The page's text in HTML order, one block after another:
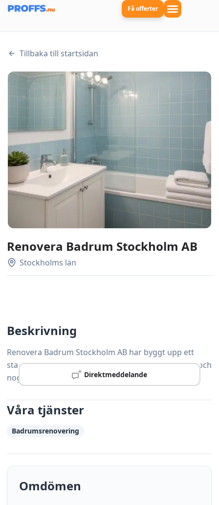
Få offerter
Tillbaka till startsidan
Renovera Badrum Stockholm AB
Stockholms län
Direktmeddelande
Beskrivning
Renovera Badrum Stockholm AB har byggt upp ett
starkt rykte i Jordbro tack vare gedigen kompetens och
noggrann yrkesskicklighet.
Våra tjänster
Badrumsrenovering
Omdömen